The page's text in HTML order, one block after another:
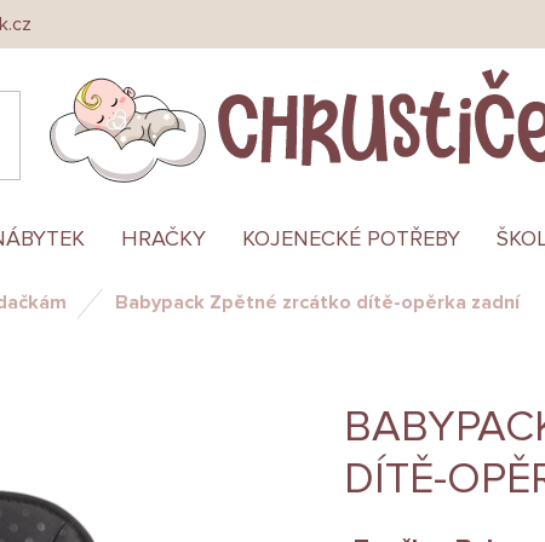
HRAČKY KOJENECKÉ POTŘEBY
Babypack Zpětné zrcátko dítě-opěrka zadní
DÍTĚ-